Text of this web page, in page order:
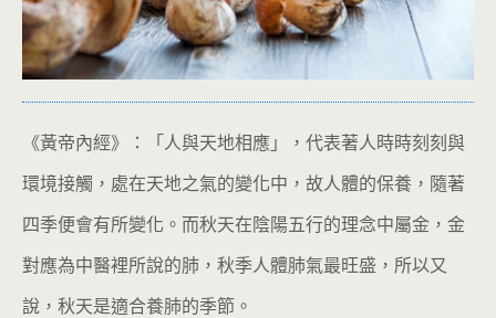
《黃帝內經》：「人與天地相應」，代表著人時時刻刻與
環境接觸，處在天地之氣的變化中，故人體的保養，隨著
四季便會有所變化。而秋天在陰陽五行的理念中屬金，金
對應為中醫裡所說的肺，秋季人體肺氣最旺盛，所以又
說，秋天是適合養肺的季節。